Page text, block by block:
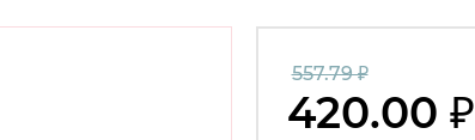
557.79 ₽
420.00 ₽